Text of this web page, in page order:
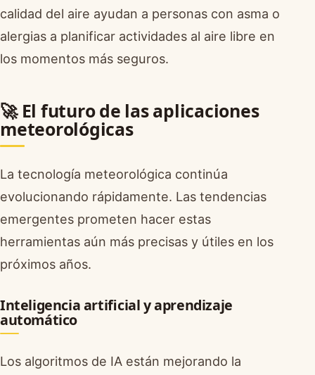
calidad del aire ayudan a personas con asma o
alergias a planificar actividades al aire libre en
los momentos más seguros.
🚀 El futuro de las aplicaciones
meteorológicas
La tecnología meteorológica continúa
evolucionando rápidamente. Las tendencias
emergentes prometen hacer estas
herramientas aún más precisas y útiles en los
próximos años.
Inteligencia artificial y aprendizaje
automático
Los algoritmos de IA están mejorando la